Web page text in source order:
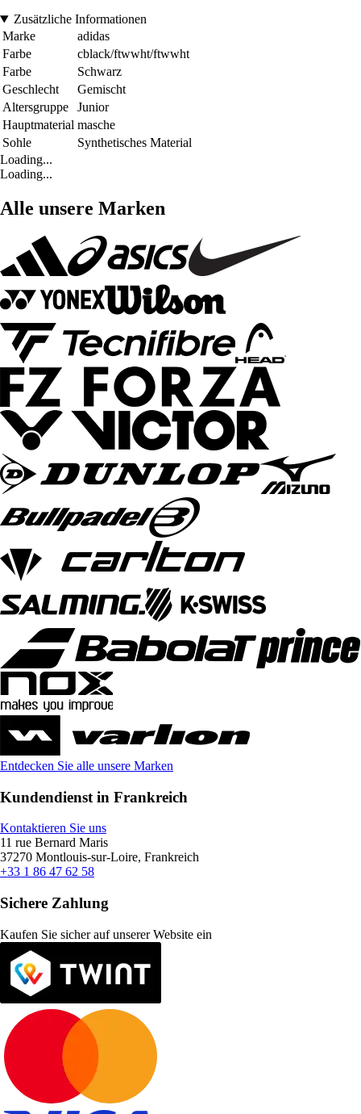
Zusätzliche Informationen
Marke
adidas
Farbe
cblack/ftwwht/ftwwht
Farbe
Schwarz
Geschlecht
Gemischt
Altersgruppe
Junior
Hauptmaterial masche
Sohle
Synthetisches Material
Loading...
Loading...
Alle unsere Marken
Entdecken Sie alle unsere Marken
Kundendienst in Frankreich
Kontaktieren Sie uns
11 rue Bernard Maris
37270 Montlouis-sur-Loire, Frankreich
+33 1 86 47 62 58
Sichere Zahlung
Kaufen Sie sicher auf unserer Website ein